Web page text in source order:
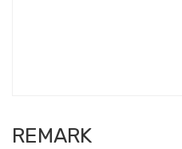
REMARK